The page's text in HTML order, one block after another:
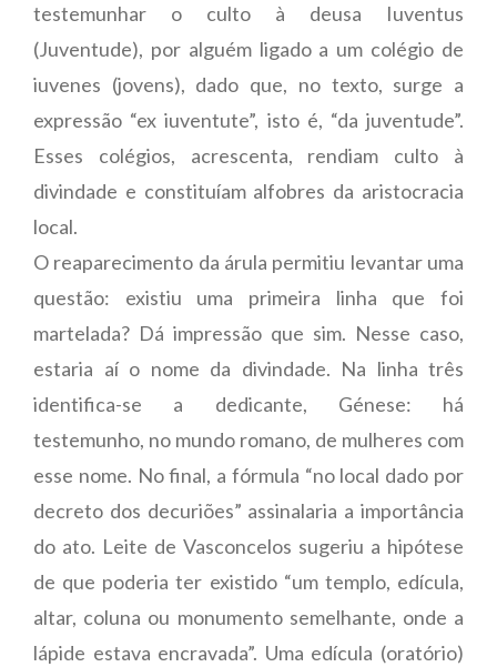
testemunhar o culto à deusa Iuventus
(Juventude), por alguém ligado a um colégio de
iuvenes (jovens), dado que, no texto, surge a
expressão “ex iuventute”, isto é, “da juventude”.
Esses colégios, acrescenta, rendiam culto à
divindade e constituíam alfobres da aristocracia
local.
O reaparecimento da árula permitiu levantar uma
questão: existiu uma primeira linha que foi
martelada? Dá impressão que sim. Nesse caso,
estaria aí o nome da divindade. Na linha três
identifica-se a dedicante, Génese: há
testemunho, no mundo romano, de mulheres com
esse nome. No final, a fórmula “no local dado por
decreto dos decuriões” assinalaria a importância
do ato. Leite de Vasconcelos sugeriu a hipótese
de que poderia ter existido “um templo, edícula,
altar, coluna ou monumento semelhante, onde a
lápide estava encravada”. Uma edícula (oratório)